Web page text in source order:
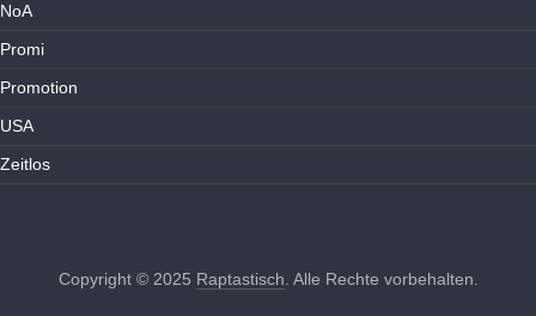
NoA
Promi
Promotion
USA
Zeitlos
Copyright © 2025 Raptastisch . Alle Rechte vorbehalten.